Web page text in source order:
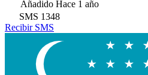
Añadido Hace 1 año
SMS 1348
Recibir SMS